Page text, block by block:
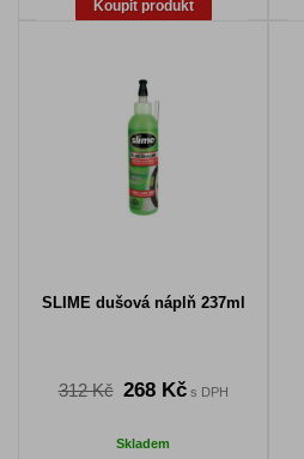
Koupit produkt
SLIME dušová náplň 237ml
312 Kč 268 Kčs DPH
Skladem